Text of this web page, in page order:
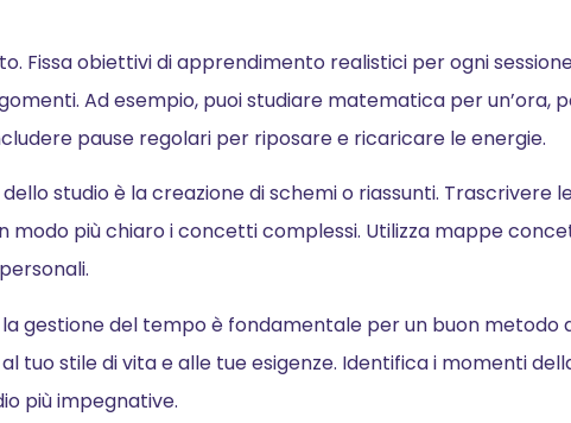
Fissa obiettivi di apprendimento realistici per ogni
Ad esempio, puoi studiare matematica per un’ora,
pause regolari per riposare e ricaricare le energie.
studio è la creazione di schemi o riassunti. Trascrivere
modo più chiaro i concetti complessi. Utilizza mappe
la gestione del tempo è fondamentale per un buon metodo
tuo stile di vita e alle tue esigenze. Identifica i momenti
più impegnative.